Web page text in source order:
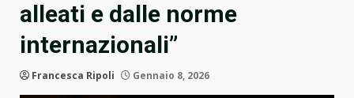
alleati e dalle norme
internazionali”
Francesca Ripoli Gennaio 8, 2026